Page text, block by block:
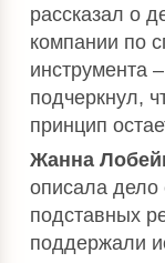
рассказал о
компании по
инструмента
подчеркнул,
принцип
Жанна
описала дело
подставных
поддержали